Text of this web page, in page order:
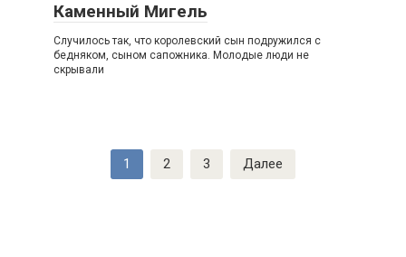
Каменный Мигель
Случилось так, что королевский сын подружился с
бедняком, сыном сапожника. Молодые люди не
скрывали
1 2 3 Далее